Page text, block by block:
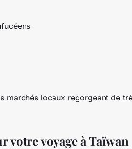
marchés locaux regorgeant de
voyage à Taïwan